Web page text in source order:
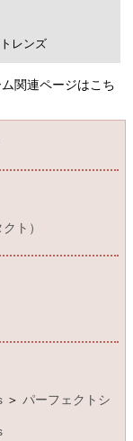
レンズ
関連ページはこち
ト）
＞ パーフェクトシ